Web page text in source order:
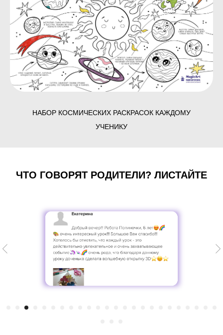
НАБОР КОСМИЧЕСКИХ РАСКРАСОК КАЖДОМУ
УЧЕНИКУ
ЧТО ГОВОРЯТ РОДИТЕЛИ? ЛИСТАЙТЕ